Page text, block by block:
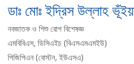
ডাঃ মোঃ ইদ্রিস উল্লাহ
নবজাতক ও শিশু রোগ বিশেষজ্ঞ
এমবিবিএস, ডিসিএইচ (বিএসএমএমইউ)
পিজিপিএন (বোস্টন, ইউএসএ)